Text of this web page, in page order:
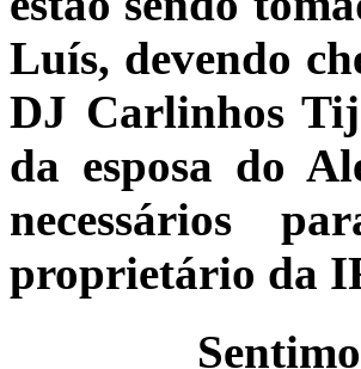
Luís, devendo
DJ Carlinhos
da esposa do
necessários
proprietário da